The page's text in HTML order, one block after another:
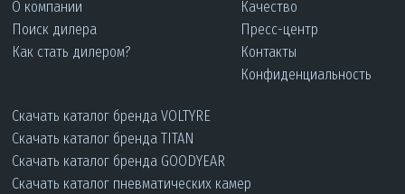
О компании
Поиск дилера
Как стать дилером?
Качество
Пресс-центр
Контакты
Конфиденциальность
Скачать каталог бренда VOLTYRE
Скачать каталог бренда TITAN
Скачать каталог бренда GOODYEAR
Скачать каталог пневматических камер